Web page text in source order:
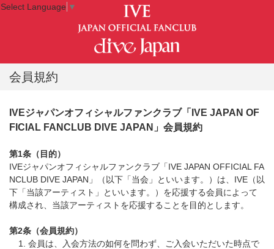
会員規約
IVEジャパンオフィシャルファンクラブ「IVE JAPAN OF
FICIAL FANCLUB DIVE JAPAN」会員規約
第1条（目的）
IVEジャパンオフィシャルファンクラブ「IVE JAPAN OFFICIAL FA
NCLUB DIVE JAPAN」（以下「当会」といいます。）は、IVE（以
下「当該アーティスト」といいます。）を応援する会員によって
構成され、当該アーティストを応援することを目的とします。
第2条（会員規約）
会員は、入会方法の如何を問わず、ご入会いただいた時点で
Select Language ▼